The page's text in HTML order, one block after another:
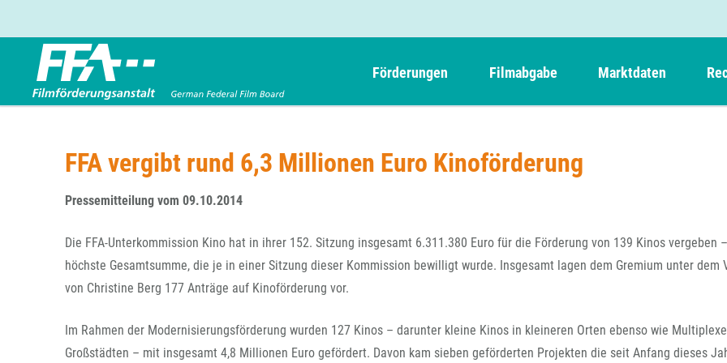
Förderungen
Entwicklungsförderung
Produktionsförderung
Verleihförderung
Folgevorhaben aus BKM-Preismitteln
Förderprogramm Filmerbe
Eigenkapitalaufstockung
Navigation
überspringen
Einreich- und Sitzungstermine
Webinare
Nachhaltigkeit
Erlösabrechnung
Filmabgabe
Filmabgabe von Videoprogrammanbietern
Marktdaten
FFA 2025
Die FFA in Kürze
Gremien
Referendariat
Vergabebekanntmachung
Kurzfilmpreis Short Tiger
German Films und Vision Kino
FFA International
FFA vergibt rund 6,3 Millionen Euro Kinoförderung
Pressemitteilung vom 09.10.2014
Die FFA-Unterkommission Kino hat in ihrer 152. Sitzung insgesamt 6.311.380 Euro für die Förderung von 139 Kinos vergeben
höchste Gesamtsumme, die je in einer Sitzung dieser Kommission bewilligt wurde. Insgesamt lagen dem Gremium unter dem
von Christine Berg 177 Anträge auf Kinoförderung vor.
Im Rahmen der Modernisierungsförderung wurden 127 Kinos – darunter kleine Kinos in kleineren Orten ebenso wie
Großstädten – mit insgesamt 4,8 Millionen Euro gefördert. Davon kam sieben geförderten Projekten die seit Anfang dieses